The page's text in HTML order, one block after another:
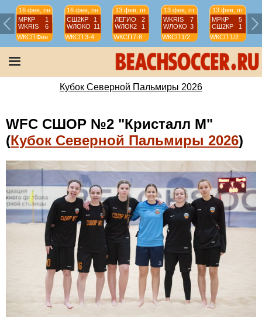
16 фев, пн
МРКР
1
WKRIS
6
WКСПФин
16 фев, пн
СШ2КР
1
WЛОКО 11
WКСП 3-4
13 фев, пт
ЛЕГИО
2
WЛОК2
1
WКСП 7-8
13 фев, пт
WKRIS
7
WЛОКО 3
WКСП 1/2
13 фев, пт
МРКР
5
СШ2КР
1
WКСП 1/2
Кубок Северной Пальмиры 2026
WFC СШОР №2 "Кристалл М"
(Кубок Северной Пальмиры 2026)